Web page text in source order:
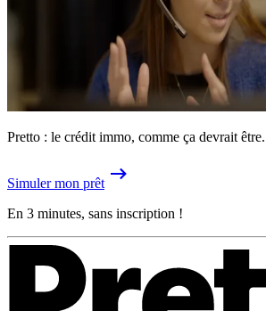
Pretto : le crédit immo, comme ça devrait être.
Simuler mon prêt
En 3 minutes, sans inscription !